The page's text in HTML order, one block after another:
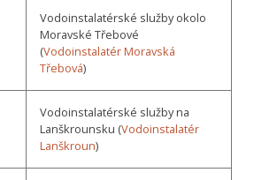
Vodoinstalatérské služby okolo
Moravské Třebové
(Vodoinstalatér Moravská
Třebová)
Vodoinstalatérské služby na
Lanškrounsku (Vodoinstalatér
Lanškroun)